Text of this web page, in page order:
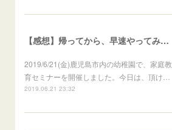
【感想】帰ってから、早速やってみたいと思います！
2019/6/21(金)鹿児島市内の幼稚園で、家庭教
育セミナーを開催しました。今日は、頂け…
2019.06.21 23:32